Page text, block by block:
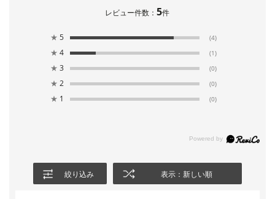
レビュー件数：5件
★ 5 (4)
★ 4 (1)
★ 3 (0)
★ 2 (0)
★ 1 (0)
絞り込み 表示：新しい順